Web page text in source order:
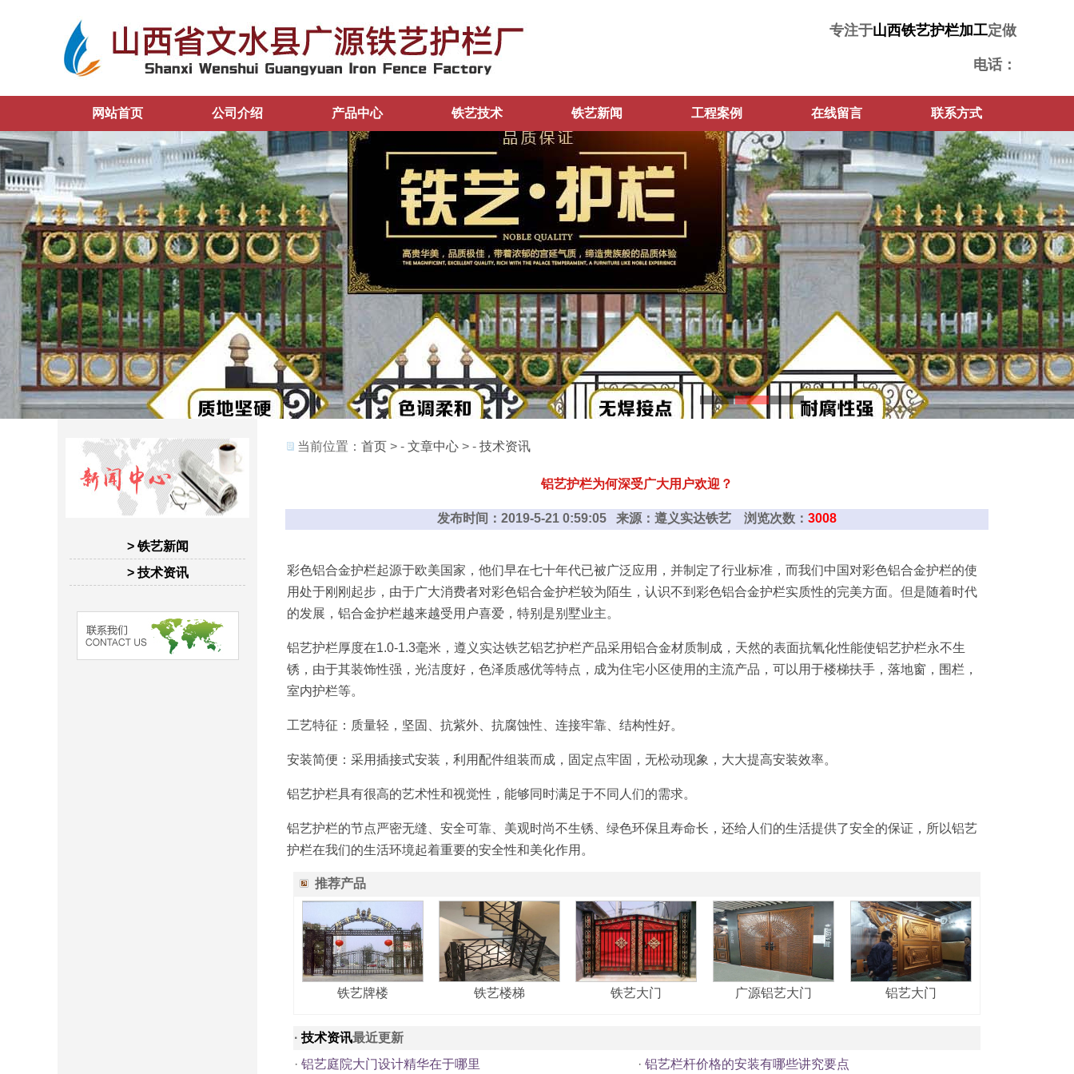
专注于山西铁艺护栏加工定做
电话：
网站首页 公司介绍 产品中心 铁艺技术 铁艺新闻 工程案例 在线留言 联系方式
> 铁艺新闻
> 技术资讯
当前位置： 首页 > - 文章中心 > - 技术资讯
铝艺护栏为何深受广大用户欢迎？
发布时间：2019-5-21 0:59:05 来源：遵义实达铁艺 浏览次数： 3008
彩色铝合金护栏起源于欧美国家，他们早在七十年代已被广泛应用，并制定了行业标准，而我们中国对彩色铝合金护栏的使
用处于刚刚起步，由于广大消费者对彩色铝合金护栏较为陌生，认识不到彩色铝合金护栏实质性的完美方面。但是随着时代
的发展，铝合金护栏越来越受用户喜爱，特别是别墅业主。
铝艺护栏厚度在1.0-1.3毫米， 遵义实达铁艺铝艺护栏产品采用铝合金材质制成，天然的表面抗氧化性能使铝艺护栏永不生
锈，由于其装饰性强，光洁度好，色泽质感优等特点，成为住宅小区使用的主流产品，可以用于楼梯扶手，落地窗，围栏，
室内护栏等。
工艺特征：质量轻，坚固、抗紫外、抗腐蚀性、连接牢靠、结构性好。
安装简便：采用插接式安装，利用配件组装而成，固定点牢固，无松动现象，大大提高安装效率。
铝艺护栏具有很高的艺术性和视觉性，能够同时满足于不同人们的需求。
铝艺护栏的节点严密无缝、安全可靠、美观时尚不生锈、绿色环保且寿命长，还给人们的生活提供了安全的保证，所以铝艺
护栏在我们的生活环境起着重要的安全性和美化作用。
推荐产品
铁艺牌楼 铁艺楼梯 铁艺大门 广源铝艺大门 铝艺大门
· 技术资讯最近更新
· 铝艺庭院大门设计精华在于哪里 · 铝艺栏杆价格的安装有哪些讲究要点